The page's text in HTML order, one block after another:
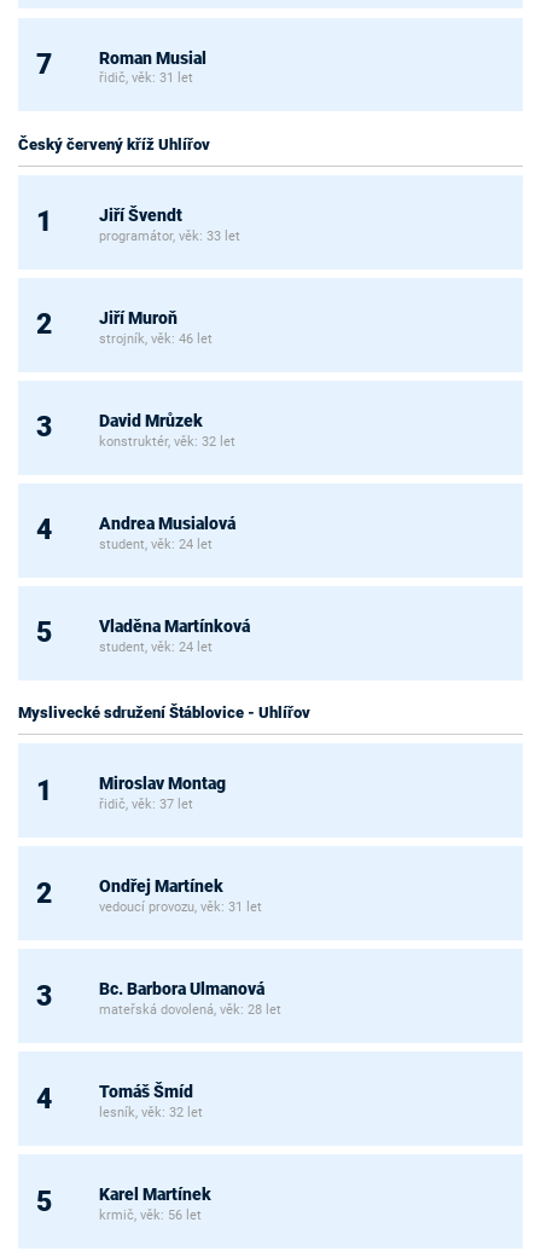
7 Roman Musial
řidič, věk: 31 let
Český červený kříž Uhlířov
1 Jiří Švendt
programátor, věk: 33 let
2 Jiří Muroň
strojník, věk: 46 let
3 David Mrůzek
konstruktér, věk: 32 let
4 Andrea Musialová
student, věk: 24 let
5 Vladěna Martínková
student, věk: 24 let
Myslivecké sdružení Štáblovice - Uhlířov
1 Miroslav Montag
řidič, věk: 37 let
2 Ondřej Martínek
vedoucí provozu, věk: 31 let
3 Bc. Barbora Ulmanová
mateřská dovolená, věk: 28 let
4 Tomáš Šmíd
lesník, věk: 32 let
5 Karel Martínek
krmič, věk: 56 let